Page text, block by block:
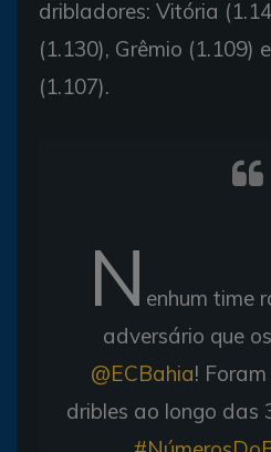
dribladores: Vitória
(1.130), Grêmio (1.109)
(1.107).
N enhum time
adversário que
@ECBahia!
dribles ao longo das